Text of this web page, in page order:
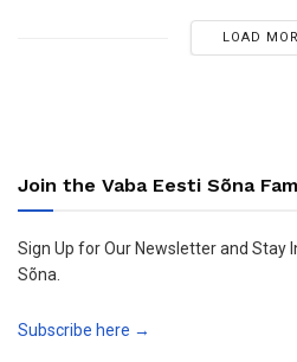
LOAD
Join the Vaba Eesti Sõna
Sign Up for Our Newsletter and Stay
Sõna.
Subscribe here →